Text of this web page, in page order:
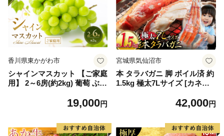
ム 愛南町 愛媛県
香川県東かがわ市
シャインマスカット 【ご家庭
用】 2～6房(約2kg) 葡萄 ぶど
もの 果実 旬の果物 旬のフル
19,000円
宮城県気仙沼市
本 タラバガニ 脚 ボイル済 約
1.5kg 極太7Lサイズ [カネダ
6] カニ かに 蟹 たらばがに た
42,000円